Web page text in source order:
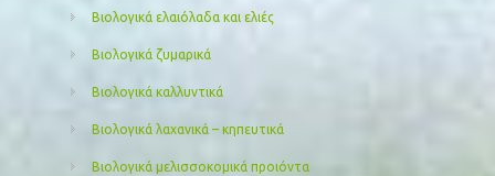
Βιολογικά ελαιόλαδα και ελιές
Βιολογικά ζυμαρικά
Βιολογικά καλλυντικά
Βιολογικά λαχανικά – κηπευτικά
Βιολογικά μελισσοκομικά προιόντα